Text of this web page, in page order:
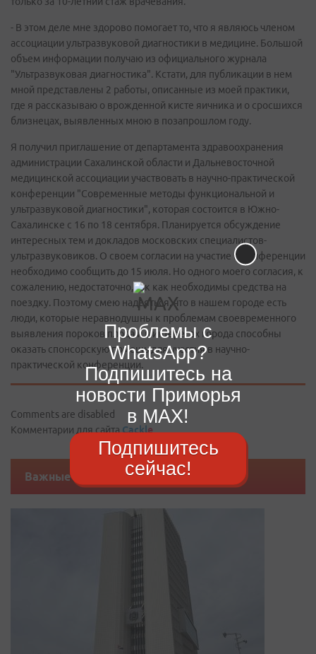
- В этом деле мне здорово помогает то, что я являюсь членом
ассоциации ультразвуковой диагностики в медицине. Большой
объем информации получаю из официального журнала
"Ультразвуковая диагностика". Кстати, для публикации в нем
мной представлены 2 работы, описанные из моей практики,
где я рассказываю о врожденной кисте яичника и о сросшихся
близнецах, выявленных мною в позапрошлом году.
Я получил приглашение от департамента здравоохранения
администрации Сахалинской области и Дальневосточной
медицинской ассоциации участвовать в научно-практической
конференции "Современные методы функциональной и
ультразвуковой диагностики", которая состоится в Южно-
Сахалинске с 16 по 18 сентября. Планируется обсуждение
интересных тем и докладов московских специалистов-
ультразвуковиков. О своем согласии на участие в конференции
необходимо сообщить до 15 июля. Но одного моего согласия, к
сожалению, недостаточно, так как необходимы средства на
поездку. Поэтому смею надеяться, что в нашем городе есть
люди, которые неравнодушны к проблемам своевременного
выявления пороков плода и в интересах города способны
оказать спонсорскую помощь для участия в научно-
практической конференции.
Comments are disabled
Комментарии для сайтаCackle
Важные новости
Проблемы с
WhatsApp?
Подпишитесь на
новости Приморья
в MAX!
Подпишитесь
сейчас!